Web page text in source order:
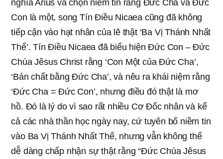
nghĩa Arius và chọn niềm tin rằng Đức Cha và Đức
Con là một, song Tín Điều Nicaea cũng đã không
tiếp cận vào hạt nhân của lẽ thật ‘Ba Vị Thánh Nhất
Thể’. Tín Điều Nicaea đã biểu hiện Đức Con – Đức
Chúa Jêsus Christ rằng ‘Con Một của Đức Cha’,
‘Bản chất bằng Đức Cha’, và nêu ra khái niệm rằng
‘Đức Cha = Đức Con’, nhưng điều đó thật là mơ
hồ. Đó là lý do vì sao rất nhiều Cơ Đốc nhân và kể
cả các nhà thần học ngày nay, cứ tuyên bố niềm tin
vào Ba Vị Thánh Nhất Thể, nhưng vẫn không thể
dễ dàng chấp nhận sự thật rằng “Đức Chúa Jêsus